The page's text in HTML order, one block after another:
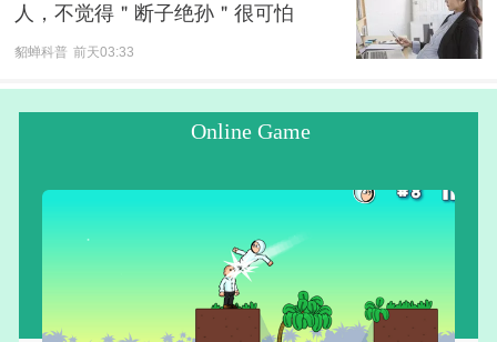
人，不觉得＂断子绝孙＂很可怕
貂蝉科普 前天03:33